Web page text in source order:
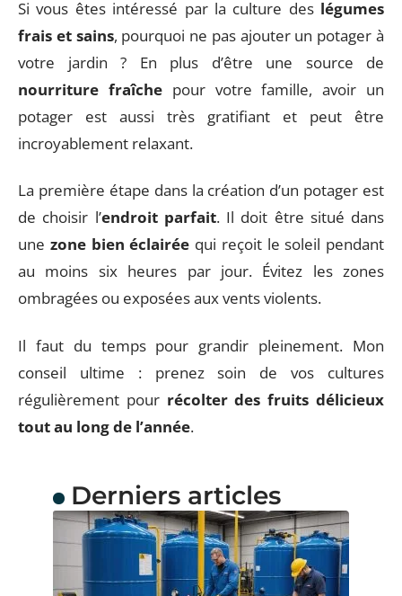
Si vous êtes intéressé par la culture des légumes
frais et sains, pourquoi ne pas ajouter un potager à
votre jardin ? En plus d’être une source de
nourriture fraîchepour votre famille, avoir un
potager est aussi très gratifiant et peut être
incroyablement relaxant.
La première étape dans la création d’un potager est
de choisir l’endroit parfait. Il doit être situé dans
une zone bien éclairée qui reçoit le soleil pendant
au moins six heures par jour. Évitez les zones
ombragées ou exposées aux vents violents.
Il faut du temps pour grandir pleinement. Mon
conseil ultime : prenez soin de vos cultures
régulièrement pour récolter des fruits délicieux
tout au long de l’année.
Derniers articles